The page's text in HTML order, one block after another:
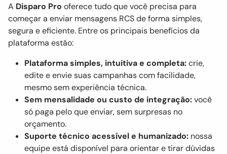
A Disparo Pro oferece tudo que você precisa para
começar a enviar mensagens RCS de forma simples,
segura e eficiente. Entre os principais benefícios da
plataforma estão:
Plataforma simples, intuitiva e completa:crie,
edite e envie suas campanhas com facilidade,
mesmo sem experiência técnica.
Sem mensalidade ou custo de integração:você
só paga pelo que enviar, sem surpresas no
orçamento.
Suporte técnico acessível e humanizado: nossa
equipe está disponível para orientar e tirar dúvidas